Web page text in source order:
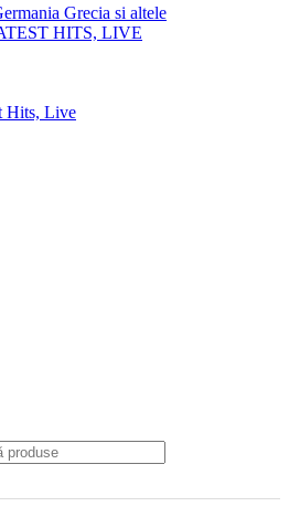
Grecia si altele
HITS, LIVE
Hits, Live